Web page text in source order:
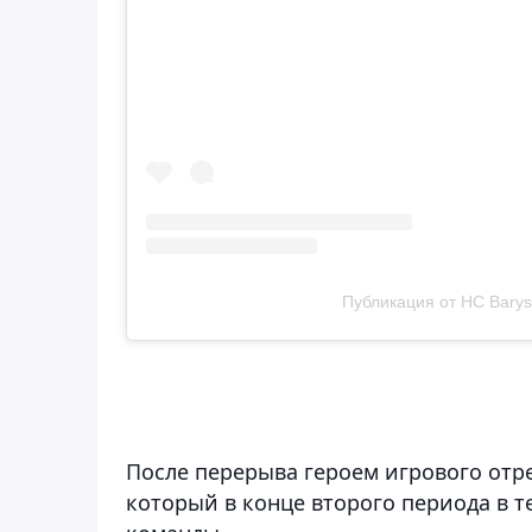
Публикация от HC
После перерыва героем игрового
который в конце второго периода в